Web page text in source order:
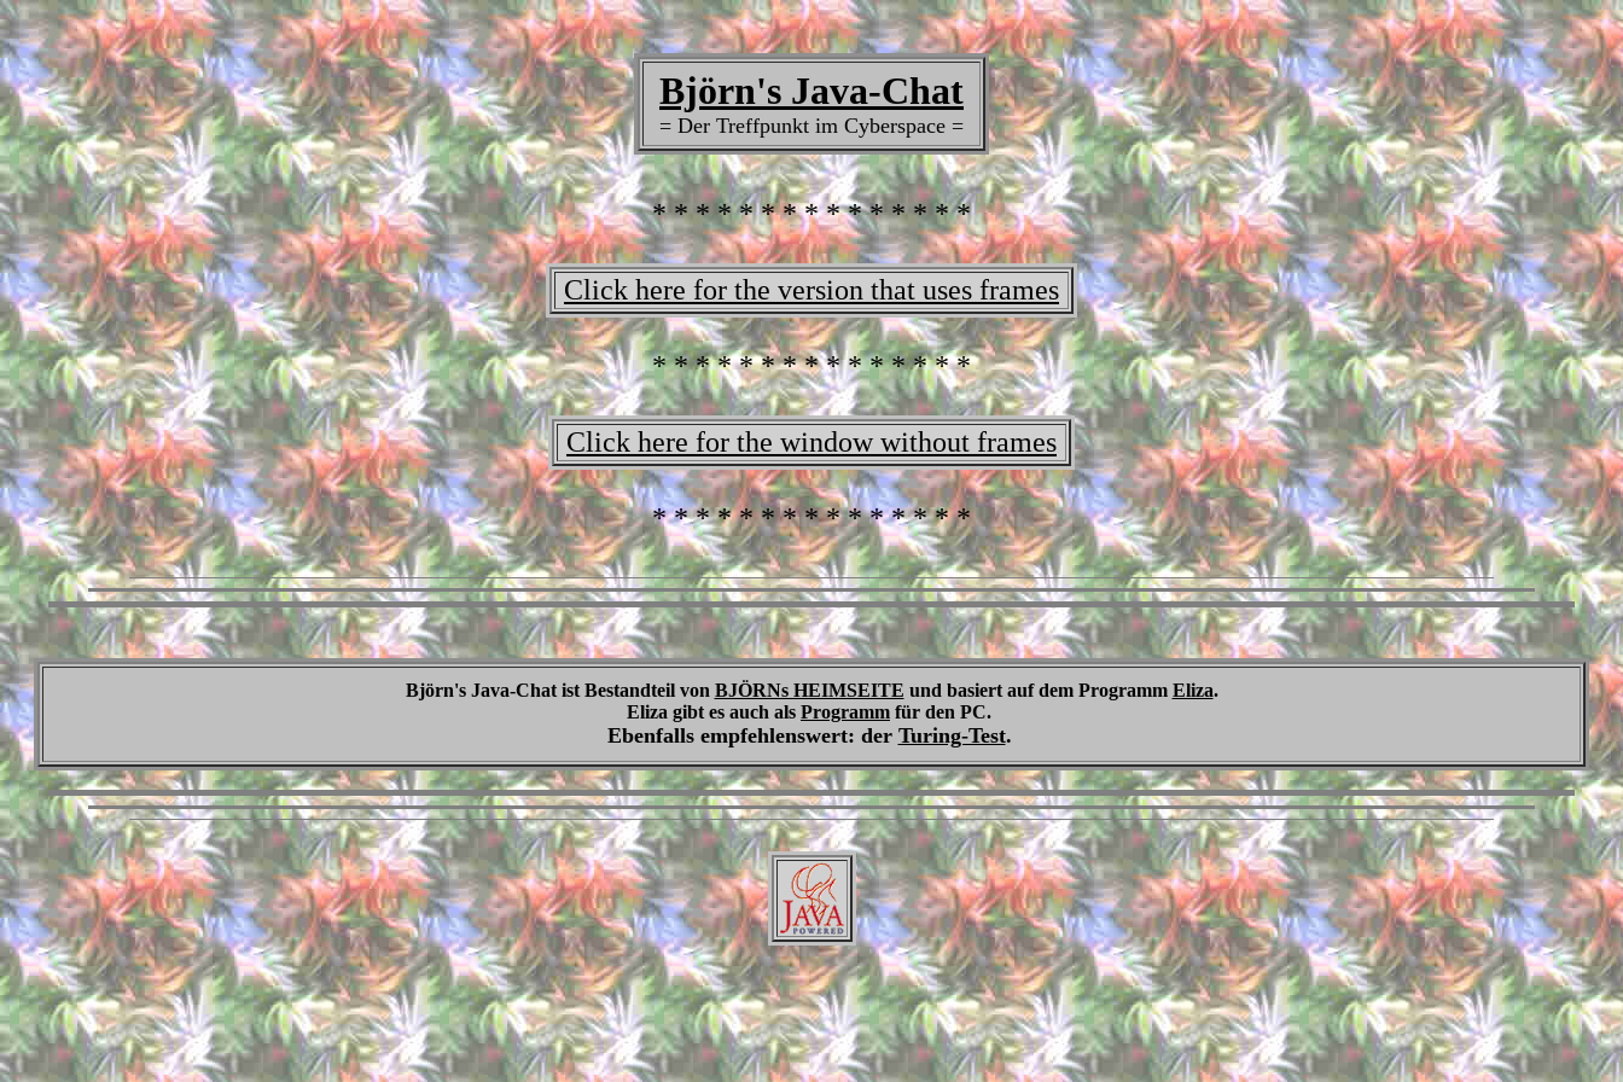
Björn's Java-Chat
= Der Treffpunkt im Cyberspace =
* * * * * * * * * * * * * * *
Click here for the version that uses frames
* * * * * * * * * * * * * * *
Click here for the window without frames
* * * * * * * * * * * * * * *
Björn's Java-Chat ist Bestandteil von BJÖRNs HEIMSEITE und basiert auf dem Programm Eliza.
Eliza gibt es auch als Programm für den PC.
Ebenfalls empfehlenswert: der Turing-Test.